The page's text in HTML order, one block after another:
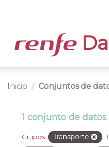
Inicio Conjuntos de
1 conjunto de
Grupos: Transporte